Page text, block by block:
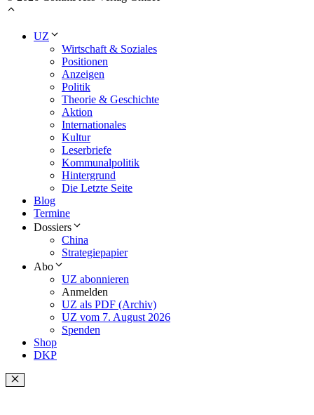
UZ
Wirtschaft & Soziales
Positionen
Anzeigen
Politik
Theorie & Geschichte
Aktion
Internationales
Kultur
Leserbriefe
Kommunalpolitik
Hintergrund
Die Letzte Seite
Blog
Termine
Dossiers
China
Strategiepapier
Abo
UZ abonnieren
Anmelden
UZ als PDF (Archiv)
UZ vom 7. August 2026
Spenden
Shop
DKP
Schließen